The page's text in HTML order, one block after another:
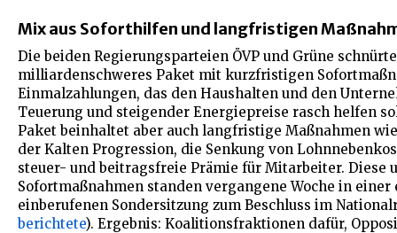
Mix aus Soforthilfen und langfristigen
Die beiden Regierungsparteien ÖVP und Grüne
milliardenschweres Paket mit kurzfristigen
Einmalzahlungen, das den Haushalten und den
Teuerung und steigender Energiepreise rasch helfen
Paket beinhaltet aber auch langfristige Maßnahmen
der Kalten Progression, die Senkung von
steuer- und beitragsfreie Prämie für Mitarbeiter. Diese
Sofortmaßnahmen standen vergangene Woche in einer
einberufenen Sondersitzung zum Beschluss im
berichtete). Ergebnis: Koalitionsfraktionen dafür,